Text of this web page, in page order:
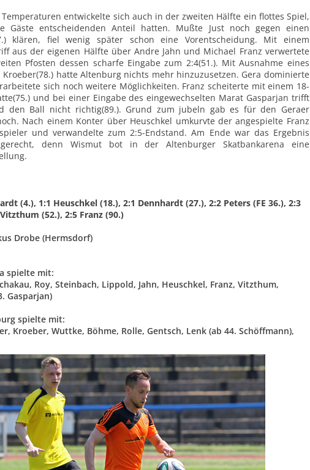
entwickelte sich auch in der zweiten Hälfte ein flottes Spiel,
Gäste entscheidenden Anteil hatten. Mußte Just noch gegen einen
klären, fiel wenig später schon eine Vorentscheidung. Mit einem
aus der eigenen Hälfte über Andre Jahn und Michael Franz verwertete
Pfosten dessen scharfe Eingabe zum 2:4(51.). Mit Ausnahme eines
hatte Altenburg nichts mehr hinzuzusetzen. Gera dominierte
sich noch weitere Möglichkeiten. Franz scheiterte mit einem 18-
und bei einer Eingabe des eingewechselten Marat Gasparjan trifft
den Ball nicht richtig(89.). Grund zum jubeln gab es für den Geraer
Nach einem Konter über Heuschkel umkurvte der angespielte Franz
und verwandelte zum 2:5-Endstand. Am Ende war das Ergebnis
denn Wismut bot in der Altenburger Skatbankarena eine
(4.), 1:1 Heuschkel (18.), 2:1 Dennhardt (27.), 2:2 Peters (FE 36.), 2:3
(52.), 2:5 Franz (90.)
Drobe (Hermsdorf)
spielte mit:
Roy, Steinbach, Lippold, Jahn, Heuschkel, Franz, Vitzthum,
Gasparjan)
spielte mit:
Kroeber, Wuttke, Böhme, Rolle, Gentsch, Lenk (ab 44. Schöffmann),